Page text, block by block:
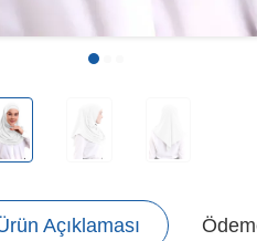
Açıklaması